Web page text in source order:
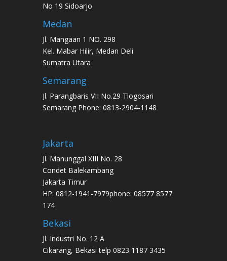
No 19 Sidoarjo
Medan
Jl. Mangaan 1 NO. 298
Kel. Mabar Hilir, Medan Deli
Sumatra Utara
Semarang
Jl. Parangbaris VII No.29 Tlogosari
Semarang Phone: 0813-2904-1148
Jakarta
Jl. Manunggal XIII No. 28
Condet Balekambang
Jakarta Timur
HP: 0812-1941-7979phone: 08577 8577
174
Bekasi
Jl. Industri No. 12 A
Cikarang, Bekasi telp 0823 1187 3435